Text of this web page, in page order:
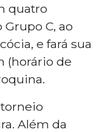
quatro
C, ao
e fará sua
(horário de
Além da